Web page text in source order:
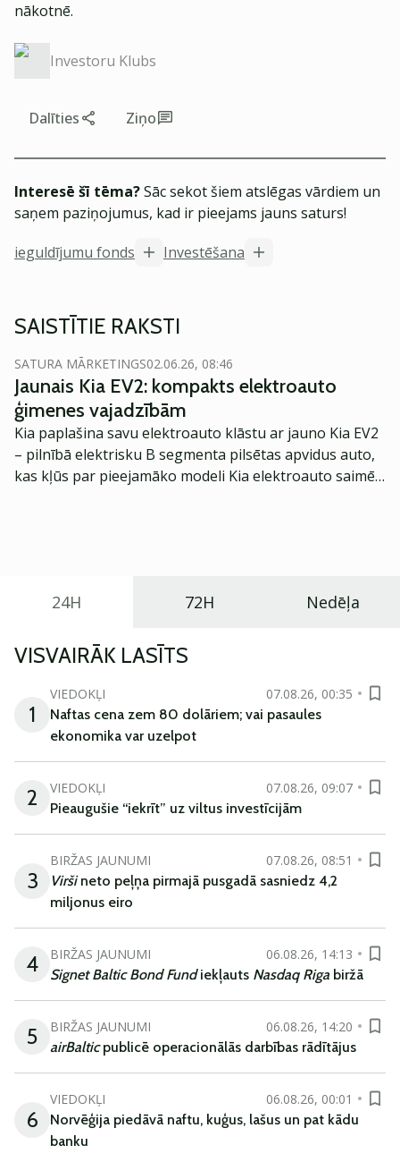
nākotnē.
Investoru Klubs
Dalīties Ziņo
Interesē šī tēma?Sāc sekot šiem atslēgas vārdiem un
saņem paziņojumus, kad ir pieejams jauns saturs!
ieguldījumu fonds
Investēšana
SAISTĪTIE RAKSTI
SATURA MĀRKETINGS02.06.26, 08:46
Jaunais Kia EV2: kompakts elektroauto
ģimenes vajadzībām
Kia paplašina savu elektroauto klāstu ar jauno Kia EV2
– pilnībā elektrisku B segmenta pilsētas apvidus auto,
kas kļūs par pieejamāko modeli Kia elektroauto saimē
24H 72H Nedēļa
VISVAIRĀK LASĪTS
1
VIEDOKĻI
07.08.26, 00:35
Naftas cena zem 80 dolāriem; vai pasaules
ekonomika var uzelpot
2 VIEDOKĻI
07.08.26, 09:07
Pieaugušie “iekrīt” uz viltus investīcijām
3
BIRŽAS JAUNUMI
07.08.26, 08:51
Viršineto peļņa pirmajā pusgadā sasniedz 4,2
miljonus eiro
4 BIRŽAS JAUNUMI
06.08.26, 14:13
Signet Baltic Bond Fundiekļauts Nasdaq Riga biržā
5 BIRŽAS JAUNUMI
06.08.26, 14:20
airBalticpublicē operacionālās darbības rādītājus
6
VIEDOKĻI
06.08.26, 00:01
Norvēģija piedāvā naftu, kuģus, lašus un pat kādu
banku